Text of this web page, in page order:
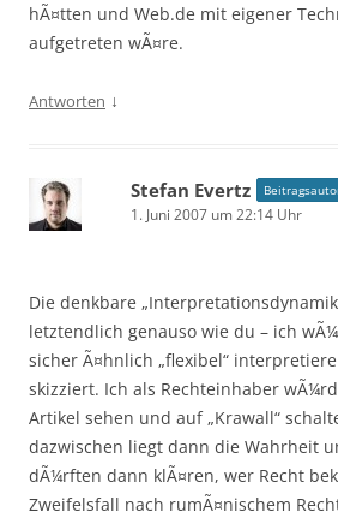
hÃ¤tten und Web.de mit eigener
aufgetreten wÃ¤re.
Antworten ↓
Stefan Evertz
1. Juni 2007 um 22:14 Uhr
Die denkbare
letztendlich genauso wie du – ich
sicher Ã¤hnlich „flexibel“
skizziert. Ich als Rechteinhaber
Artikel sehen und auf „Krawall“
dazwischen liegt dann die Wahrheit
dÃ¼rften dann klÃ¤ren, wer Recht
Zweifelsfall nach rumÃ¤nischem